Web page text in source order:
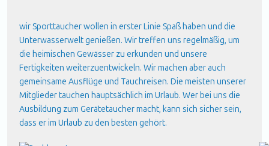
wir Sporttaucher wollen in erster Linie Spaß haben und die
Unterwasserwelt genießen. Wir treffen uns regelmäßig, um
die heimischen Gewässer zu erkunden und unsere
Fertigkeiten weiterzuentwickeln. Wir machen aber auch
gemeinsame Ausflüge und Tauchreisen. Die meisten unserer
Mitglieder tauchen hauptsächlich im Urlaub. Wer bei uns die
Ausbildung zum Gerätetaucher macht, kann sich sicher sein,
dass er im Urlaub zu den besten gehört.